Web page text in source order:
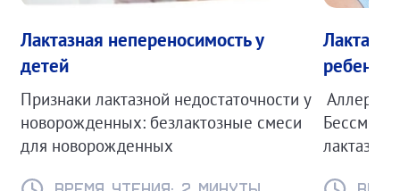
Лактазная непереносимость у
детей
Признаки лактазной недостаточности у
новорожденных: безлактозные смеси
для новорожденных
ребенка